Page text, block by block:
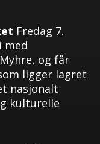
Fredag 7.
med
og får
ligger lagret
nasjonalt
kulturelle